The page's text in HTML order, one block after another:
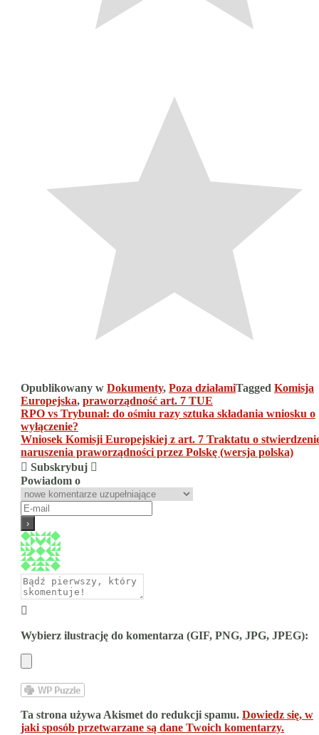
Opublikowany w Dokumenty, Poza działamiTagged Komisja
Europejska, praworządność art. 7 TUE
Nawigacja
wpisu
RPO vs Trybunał: do ośmiu razy sztuka składania wniosku o
wyłączenie?
Wniosek Komisji Europejskiej z art. 7 Traktatu o
naruszenia praworządności przez Polskę (wersja polska)
Subskrybuj
Powiadom o
Wybierz ilustrację do komentarza (GIF, PNG, JPG, JPEG):
Ta strona używa Akismet do redukcji spamu. Dowiedz się, w
jaki sposób przetwarzane są dane Twoich komentarzy.